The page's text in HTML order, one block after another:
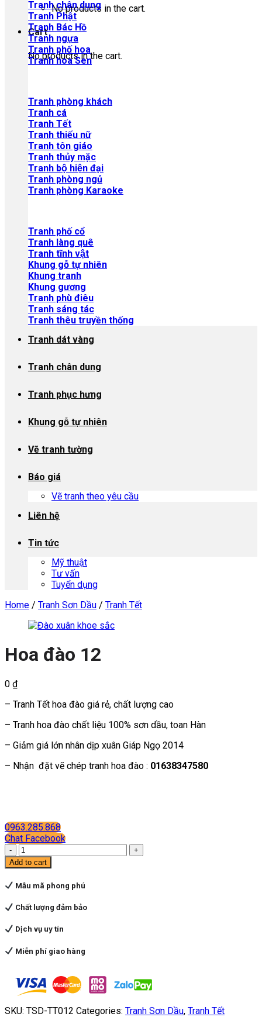
No products in the cart.
Cart
No products in the cart.
Tranh chân dung
Tranh Phật
Tranh Bác Hồ
Tranh ngựa
Tranh phố hoa
Tranh hoa Sen
Tranh phòng khách
Tranh cá
Tranh Tết
Tranh thiếu nữ
Tranh tôn giáo
Tranh thủy mặc
Tranh bộ hiện đại
Tranh phòng ngủ
Tranh phòng Karaoke
Tranh phố cổ
Tranh làng quê
Tranh tĩnh vật
Khung gỗ tự nhiên
Khung tranh
Khung gương
Tranh phù điêu
Tranh sáng tác
Tranh thêu truyền thống
Tranh dát vàng
Tranh chân dung
Tranh phục hưng
Khung gỗ tự nhiên
Vẽ tranh tường
Báo giá
Vẽ tranh theo yêu cầu
Liên hệ
Tin tức
Mỹ thuật
Tư vấn
Tuyển dụng
Home / Tranh Sơn Dầu / Tranh Tết
Hoa đào 12
0 ₫
– Tranh Tết hoa đào giá rẻ, chất lượng cao
– Tranh hoa đào chất liệu 100% sơn dầu, toan Hàn
– Giảm giá lớn nhân dịp xuân Giáp Ngọ 2014
– Nhận đặt vẽ chép tranh hoa đào : 01638347580
0963.285.868
Chat Facebook
Hoa
đào
12
quantity
Add to cart
Mẫu mã phong phú
Chất lượng đảm bảo
Dịch vụ uy tín
Miễn phí giao hàng
SKU: TSD-TT012 Categories: Tranh Sơn Dầu, Tranh Tết